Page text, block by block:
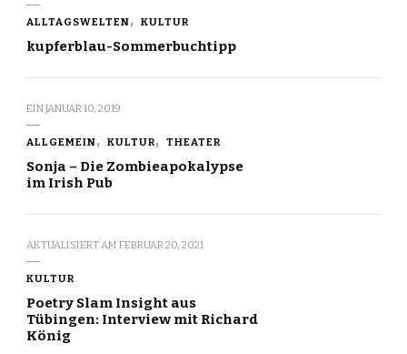
ALLTAGSWELTEN KULTUR
kupferblau-Sommerbuchtipp
EINJANUAR 10, 2019
ALLGEMEIN KULTUR THEATER
Sonja – Die Zombieapokalypse
im Irish Pub
AKTUALISIERT AM FEBRUAR 20, 2021
KULTUR
Poetry Slam Insight aus
Tübingen: Interview mit Richard
König